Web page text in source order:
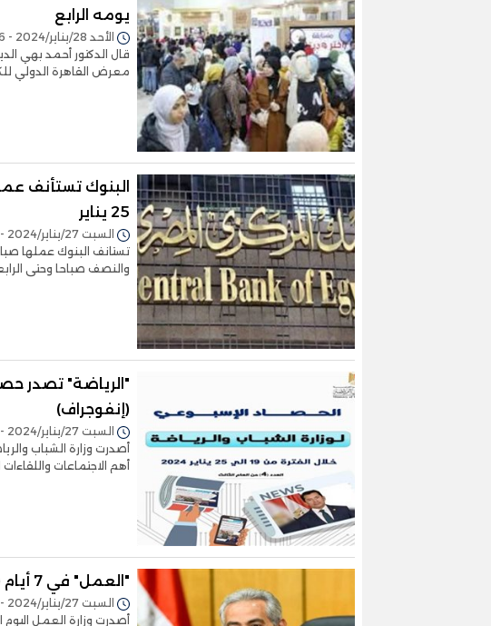
يومه الرابع
الأحد 28/يناير/2024 - 11:36 م
قال الدكتور أحمد بهي
معرض القاهرة الدولي
البنوك تستأنف
25 يناير
السبت 27/يناير/2024 - 11:03 م
والنصف صباحا وحتى
"الرياضة" تصدر
(إنفوجراف)
السبت 27/يناير/2024 - 02:03 م
أصدرت وزارة الشباب
أهم الاجتماعات
"العمل" في 7 أيام (إنفوجراف)
السبت 27/يناير/2024 - 11:17 ص